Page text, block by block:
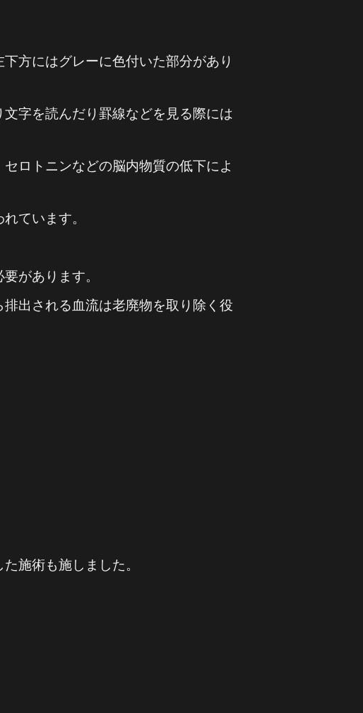
方にはグレーに色付いた部分があり
字を読んだり罫線などを見る際には
ロトニンなどの脳内物質の低下によ
ています。
があります。
出される血流は老廃物を取り除く役
施術も施しました。